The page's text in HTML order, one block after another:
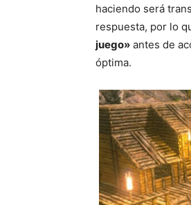
haciendo será
respuesta, por lo
juego» antes de
óptima.